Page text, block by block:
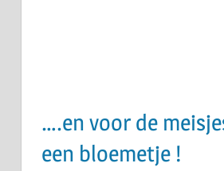
….en voor de
een bloemetje !